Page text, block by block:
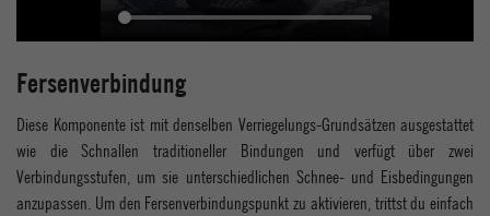
Fersenverbindung
Diese Komponente ist mit denselben Verriegelungs-Grundsätzen ausgestattet
wie die Schnallen traditioneller Bindungen und verfügt über zwei
Verbindungsstufen, um sie unterschiedlichen Schnee- und Eisbedingungen
anzupassen. Um den Fersenverbindungspunkt zu aktivieren, trittst du einfach